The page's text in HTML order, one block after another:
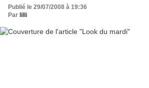
Publié le 29/07/2008 à 19:36
Par lilli